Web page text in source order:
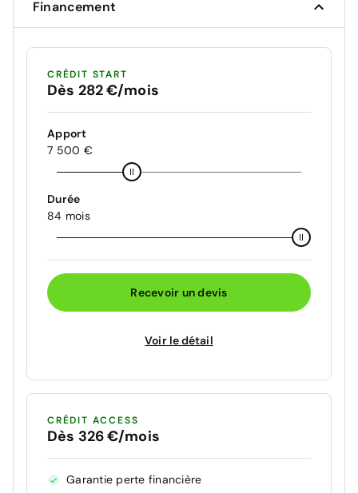
Financement
CRÉDIT START
Dès 282 €/mois
Apport
7 500 €
Durée
84 mois
Recevoir un devis
Voir le détail
CRÉDIT ACCESS
Dès 326 €/mois
Garantie perte financière